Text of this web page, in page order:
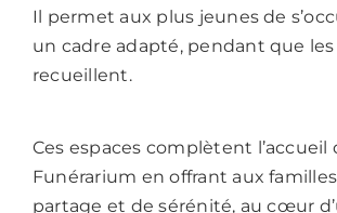
Il permet aux plus jeunes de
un cadre adapté, pendant que
recueillent.
Ces espaces complètent l’accueil
Funérarium en offrant aux
partage et de sérénité, au cœur